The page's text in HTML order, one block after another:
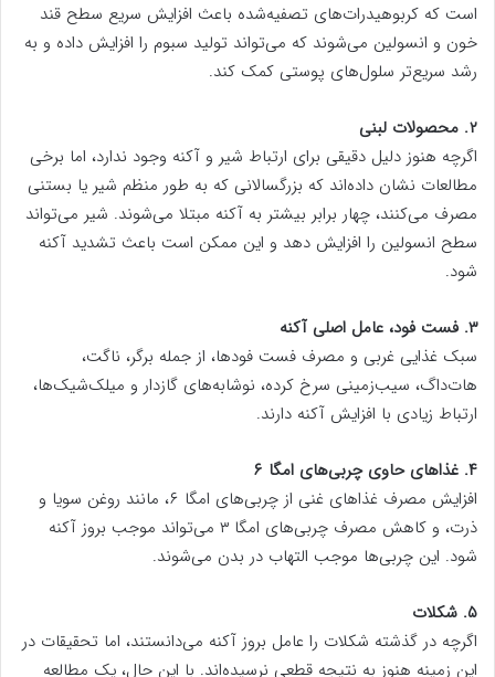
است که کربوهیدرات‌های تصفیه‌شده باعث افزایش سریع سطح قند
خون و انسولین می‌شوند که می‌تواند تولید سبوم را افزایش داده و به
رشد سریع‌تر سلول‌های پوستی کمک کند.
۲. محصولات لبنی
اگرچه هنوز دلیل دقیقی برای ارتباط شیر و آکنه وجود ندارد، اما برخی
مطالعات نشان داده‌اند که بزرگسالانی که به طور منظم شیر یا بستنی
مصرف می‌کنند، چهار برابر بیشتر به آکنه مبتلا می‌شوند. شیر می‌تواند
سطح انسولین را افزایش دهد و این ممکن است باعث تشدید آکنه
شود.
۳. فست فود، عامل اصلی آکنه
سبک غذایی غربی و مصرف فست فود‌ها، از جمله برگر، ناگت،
هات‌داگ، سیب‌زمینی سرخ کرده، نوشابه‌های گازدار و میلک‌شیک‌ها،
ارتباط زیادی با افزایش آکنه دارند.
۴. غذاهای حاوی چربی‌های امگا ۶
افزایش مصرف غذاهای غنی از چربی‌های امگا ۶، مانند روغن سویا و
ذرت، و کاهش مصرف چربی‌های امگا ۳ می‌تواند موجب بروز آکنه
شود. این چربی‌ها موجب التهاب در بدن می‌شوند.
۵. شکلات
اگرچه در گذشته شکلات را عامل بروز آکنه می‌دانستند، اما تحقیقات در
این زمینه هنوز به نتیجه قطعی نرسیده‌اند. با این حال، یک مطالعه